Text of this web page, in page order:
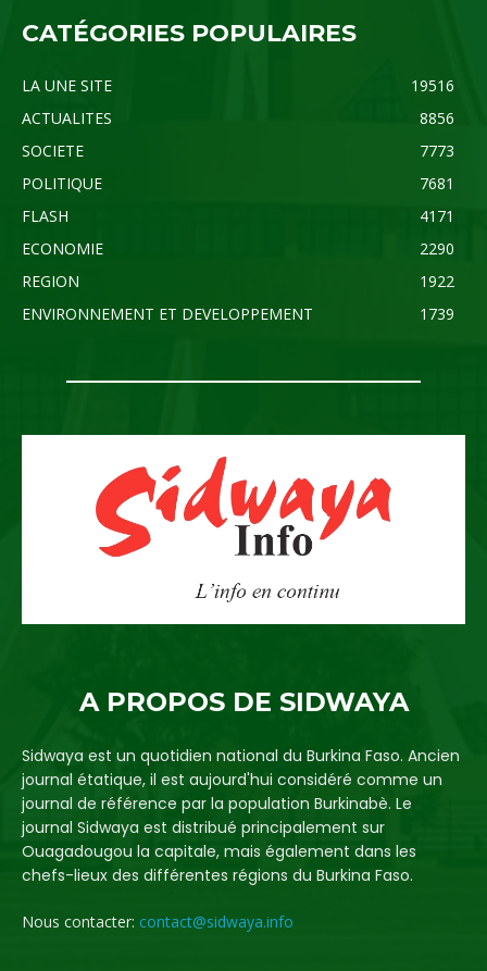
CATÉGORIES POPULAIRES
LA UNE SITE
19516
ACTUALITES
8856
SOCIETE
7773
POLITIQUE
7681
FLASH
4171
ECONOMIE
2290
REGION
1922
ENVIRONNEMENT ET DEVELOPPEMENT
1739
A PROPOS DE SIDWAYA
Sidwaya est un quotidien national du Burkina Faso. Ancien
journal étatique, il est aujourd'hui considéré comme un
journal de référence par la population Burkinabè. Le
journal Sidwaya est distribué principalement sur
Ouagadougou la capitale, mais également dans les
chefs-lieux des différentes régions du Burkina Faso.
Nous contacter: contact@sidwaya.info